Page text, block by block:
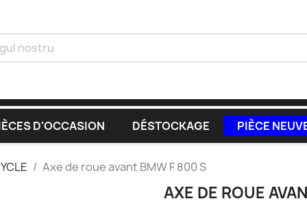
D'OCCASION DÉSTOCKAGE PIÈCE
Axe de roue avant BMW F 800 S
AXE DE ROUE